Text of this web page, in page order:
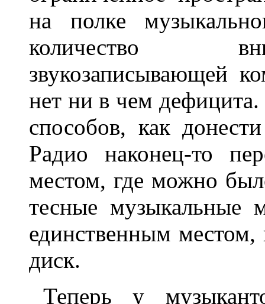
на полке
количество
звукозаписывающей
нет ни в чем
способов, как
Радио наконец-то
местом, где можно
тесные музыкальные
единственным
диск.
Теперь у